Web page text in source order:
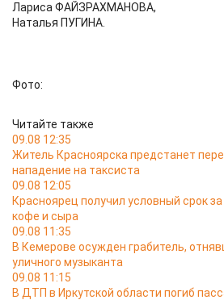
Лариса ФАЙЗРАХМАНОВА,
Наталья ПУГИНА.
Фото:
Читайте также
09.08 12:35
Житель Красноярска предстанет
нападение на таксиста
09.08 12:05
Красноярец получил условный срок
кофе и сыра
09.08 11:35
В Кемерове осужден грабитель,
уличного музыканта
09.08 11:15
В ДТП в Иркутской области погиб